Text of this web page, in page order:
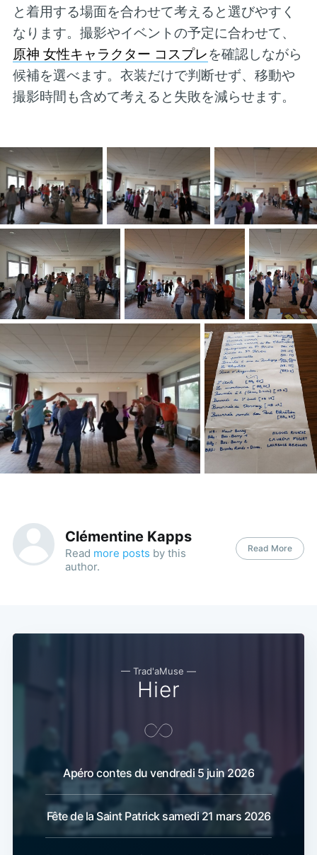
と着用する場面を合わせて考えると選びやすく
なります。撮影やイベントの予定に合わせて、
原神 女性キャラクター コスプレを確認しながら
候補を選べます。衣装だけで判断せず、移動や
撮影時間も含めて考えると失敗を減らせます。
Clémentine Kapps
Read more posts by this
author.
Read More
— Trad'aMuse —
Hier
Apéro contes du vendredi 5 juin 2026
Fête de la Saint Patrick samedi 21 mars 2026